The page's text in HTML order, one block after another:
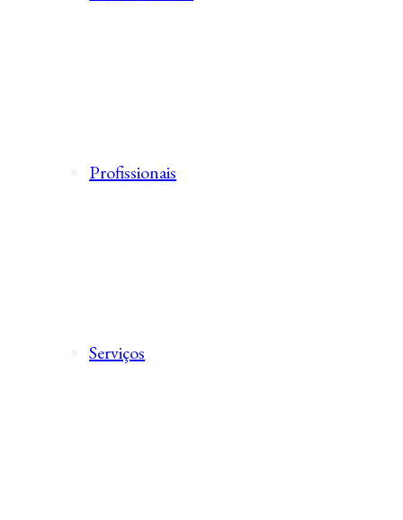
Profissionais
Serviços